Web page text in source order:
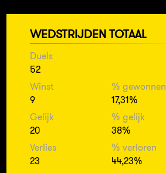
WEDSTRIJDEN TOTAAL
Duels
52
Winst
9
% gewonnen
17,31%
Gelijk
20
% gelijk
38%
Verlies
23
% verloren
44,23%